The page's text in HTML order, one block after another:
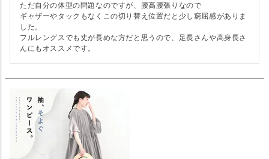
ただ自分の体型の問題なのですが、腰高腰張りなので
ギャザーやタックもなくこの切り替え位置だと少し窮屈感がありま
した。
フルレングスでも丈が長めな方だと思うので、足長さんや高身長さ
んにもオススメです。